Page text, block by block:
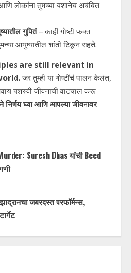
लोकांना तुमच्या यशानेच अचंबित
गुपितं– काही गोष्टी फक्त
आयुष्यातील शांती टिकून राहते.
are still relevant in
जर तुम्ही या गोष्टींचं पालन केलंत,
यशस्वी जीवनाची वाटचाल करू
निर्णय घ्या आणि आपल्या जीवनावर
Suresh Dhas यांची Beed
जबरदस्त परफॉर्मन्स,